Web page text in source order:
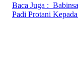
Baca Juga :
Padi Protani